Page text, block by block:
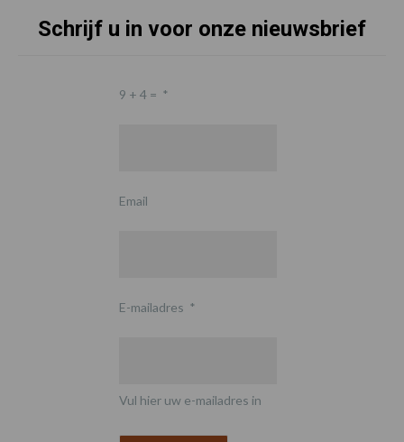
Schrijf u in voor onze nieuwsbrief
9 + 4 = *
Email
E-mailadres *
Vul hier uw e-mailadres in